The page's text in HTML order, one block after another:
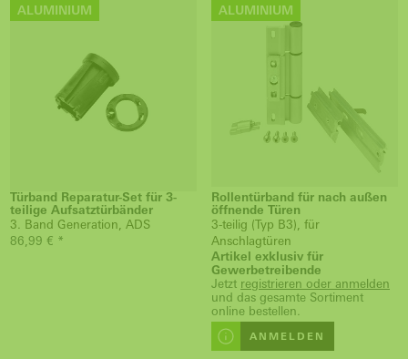
ALUMINIUM
Türband Reparatur-Set für 3-
teilige Aufsatztürbänder
3. Band Generation, ADS
86,99 € *
ALUMINIUM
Rollentürband für nach außen
öffnende Türen
3-teilig (Typ B3), für
Anschlagtüren
Artikel exklusiv für
Gewerbetreibende
Jetzt registrieren oder anmelden
und das gesamte Sortiment
online bestellen.
ANMELDEN